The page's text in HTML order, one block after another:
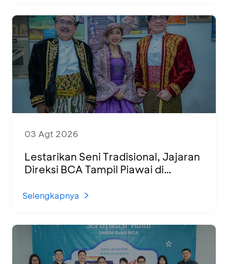
03 Agt 2026
Lestarikan Seni Tradisional, Jajaran
Direksi BCA Tampil Piawai di
Selengkapnya